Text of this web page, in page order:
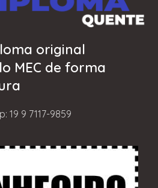
original
MEC de forma
19 9 7117-9859